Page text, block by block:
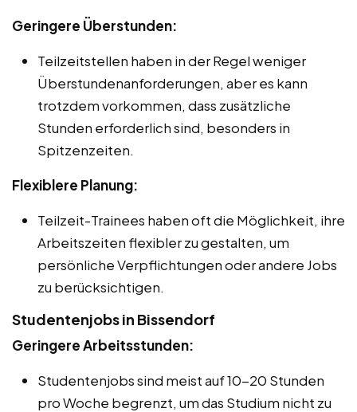
Geringere Überstunden:
Teilzeitstellen haben in der Regel weniger
Überstundenanforderungen, aber es kann
trotzdem vorkommen, dass zusätzliche
Stunden erforderlich sind, besonders in
Spitzenzeiten.
Flexiblere Planung:
Teilzeit-Trainees haben oft die Möglichkeit, ihre
Arbeitszeiten flexibler zu gestalten, um
persönliche Verpflichtungen oder andere Jobs
zu berücksichtigen.
Studentenjobs in Bissendorf
Geringere Arbeitsstunden:
Studentenjobs sind meist auf 10-20 Stunden
pro Woche begrenzt, um das Studium nicht zu